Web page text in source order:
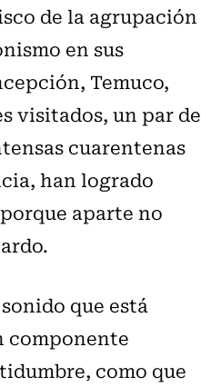
de la agrupación
en sus
Temuco,
visitados, un par de
cuarentenas
han logrado
aparte no
que está
componente
como que